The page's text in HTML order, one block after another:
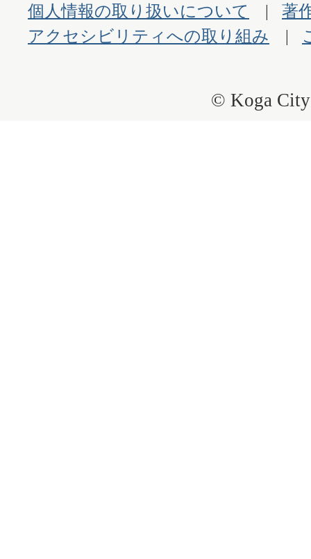
個人情報の取り扱いについて
著
アクセシビリティへの取り組み
© Koga City